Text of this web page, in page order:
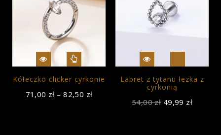
Kółeczko clicker cyrkonie
71,00 zł – 82,50 zł
Labret z tytanu łezka z
cyrkonią
54,00zł 49,99 zł